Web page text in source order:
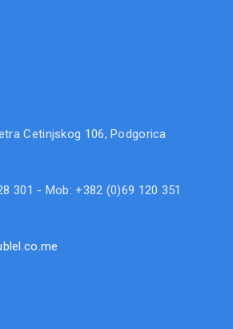
Cetinjskog 106, Podgorica
301 - Mob: +382 (0)69 120 351